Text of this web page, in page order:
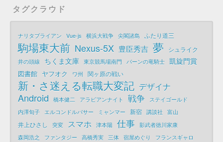
タグクラウド
ナリタブライアン Vue-js 横浜大戦争 尖閣諸島 ふたり道三
駒場東大前 Nexus-5X 豊臣秀吉 夢 シュライク
井の頭線 ちくま文庫 東京競馬場南門 パーンの竜騎士 凱旋門賞
図書館 ヤフオク ワ州 関ヶ原の戦い
新・さ迷える転職大変記 デザイナ
Android 橋本健二 アラビアンナイト 戦争
ステイゴールド
内澤旬子
エルコンドルパサー ミャンマー 新宿 講談社 富山
井上ひさし 突変 スマホ 津本陽 仕事 影武者徳川家康
森岡浩之
ファンタジー 高橋秀実 三体 宿屋めぐり フランスギャロ